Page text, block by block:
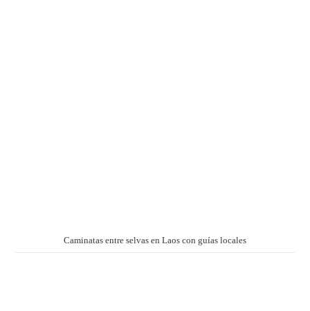
Caminatas entre selvas en Laos con guías locales